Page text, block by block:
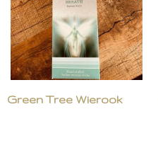
Green Tree Wierook